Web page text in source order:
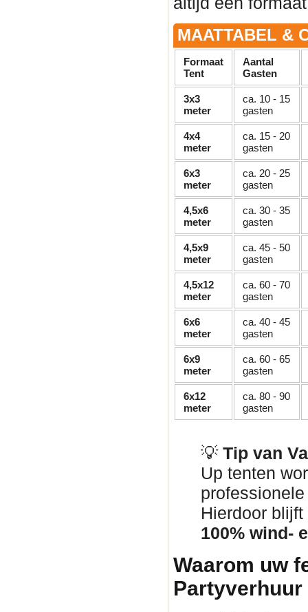
MAATTABEL &
Formaat
Tent
Aantal
Gasten
3x3
meter
ca. 10 - 15
gasten
4x4
meter
ca. 15 - 20
gasten
6x3
meter
ca. 20 - 25
gasten
4,5x6
meter
ca. 30 - 35
gasten
4,5x9
meter
ca. 45 - 50
gasten
4,5x12
meter
ca. 60 - 70
gasten
6x6
meter
ca. 40 - 45
gasten
6x9
meter
ca. 60 - 65
gasten
6x12
meter
ca. 80 - 90
gasten
💡 Tip van
Up tenten
Hierdoor
100% wind-
Waarom uw
Partyverhuur